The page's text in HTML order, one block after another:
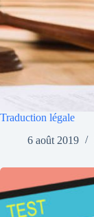
Traduction légale
6 août 2019